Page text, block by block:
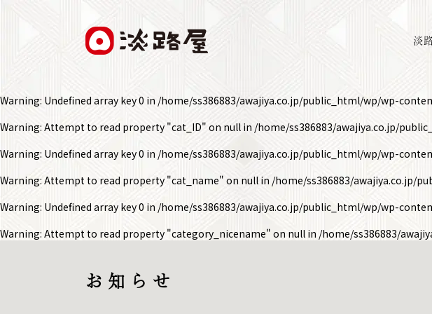
淡
Warning: Undefined array key 0 in /home/ss386883/awajiya.co.jp/public_html/wp/wp-
Warning: Attempt to read property "cat_ID" on null in /home/ss386883/awajiya.co.jp/
Warning: Undefined array key 0 in /home/ss386883/awajiya.co.jp/public_html/wp/wp-
Warning: Attempt to read property "cat_name" on null in /home/ss386883/awajiya.co.jp/
Warning: Undefined array key 0 in /home/ss386883/awajiya.co.jp/public_html/wp/wp-
Warning: Attempt to read property "category_nicename" on null in /home/ss386883/
お 知 ら せ